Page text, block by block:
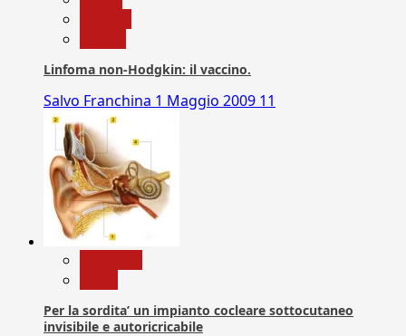
Linfoma non-Hodgkin: il vaccino.
Salvo Franchina 1 Maggio 2009 11
Per la sordita’ un impianto cocleare sottocutaneo
invisibile e autoricricabile